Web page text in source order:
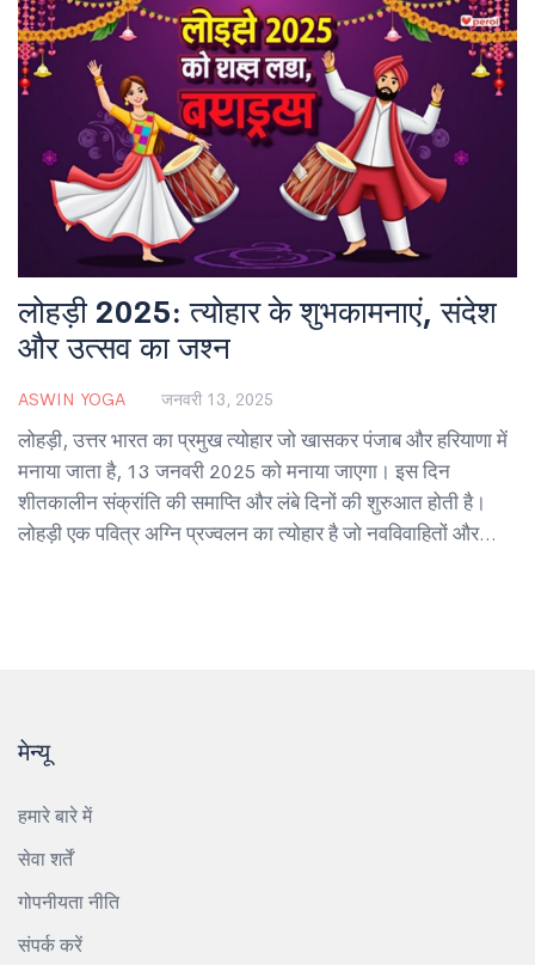
लोहड़ी 2025: त्योहार के शुभकामनाएं, संदेश
और उत्सव का जश्न
ASWIN YOGA जनवरी 13, 2025
लोहड़ी, उत्तर भारत का प्रमुख त्योहार जो खासकर पंजाब और हरियाणा में
मनाया जाता है, 13 जनवरी 2025 को मनाया जाएगा। इस दिन
शीतकालीन संक्रांति की समाप्ति और लंबे दिनों की शुरुआत होती है।
लोहड़ी एक पवित्र अग्नि प्रज्वलन का त्योहार है जो नवविवाहितों और
मेन्यू
हमारे बारे में
सेवा शर्तें
गोपनीयता नीति
संपर्क करें